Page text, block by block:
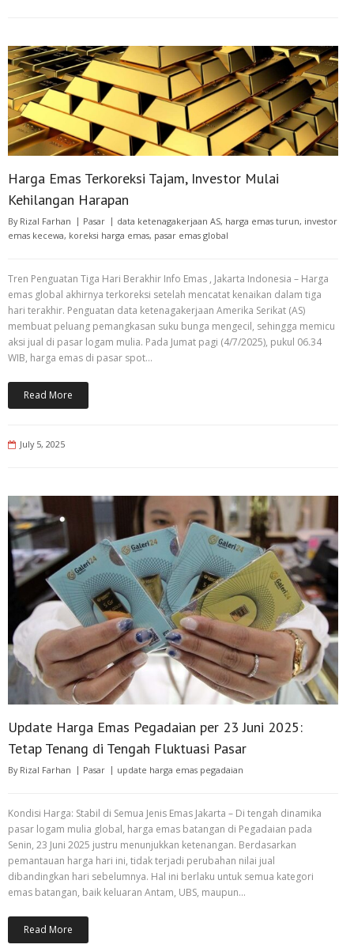
Harga Emas Terkoreksi Tajam, Investor Mulai
Kehilangan Harapan
By Rizal Farhan Pasar data ketenagakerjaan AS, harga emas turun, investor
emas kecewa, koreksi harga emas, pasar emas global
Tren Penguatan Tiga Hari Berakhir Info Emas , Jakarta Indonesia – Harga
emas global akhirnya terkoreksi setelah mencatat kenaikan dalam tiga
hari terakhir. Penguatan data ketenagakerjaan Amerika Serikat (AS)
membuat peluang pemangkasan suku bunga mengecil, sehingga memicu
aksi jual di pasar logam mulia. Pada Jumat pagi (4/7/2025), pukul 06.34
WIB, harga emas di pasar spot…
Read More
July 5, 2025
Update Harga Emas Pegadaian per 23 Juni 2025:
Tetap Tenang di Tengah Fluktuasi Pasar
By Rizal Farhan Pasar update harga emas pegadaian
Kondisi Harga: Stabil di Semua Jenis Emas Jakarta – Di tengah dinamika
pasar logam mulia global, harga emas batangan di Pegadaian pada
Senin, 23 Juni 2025 justru menunjukkan ketenangan. Berdasarkan
pemantauan harga hari ini, tidak terjadi perubahan nilai jual
dibandingkan hari sebelumnya. Hal ini berlaku untuk semua kategori
emas batangan, baik keluaran Antam, UBS, maupun…
Read More